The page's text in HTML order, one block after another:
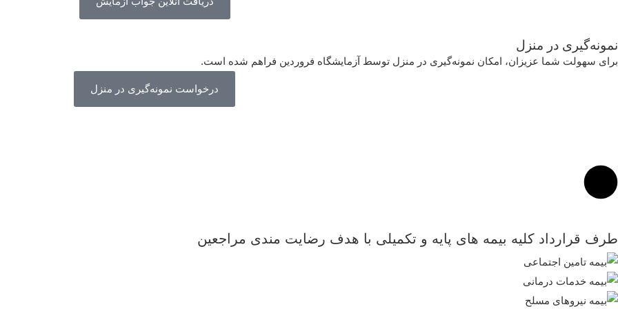
نمونه‌‌گیری در منزل
برای سهولت شما عزیزان، امکان نمونه‌گیری در منزل توسط آزمایشگاه فروردین فراهم شده است.
درخواست نمونه‌گیری در منزل
طرف قرارداد کلیه بیمه های پایه و تکمیلی با هدف رضایت مندی مراجعین